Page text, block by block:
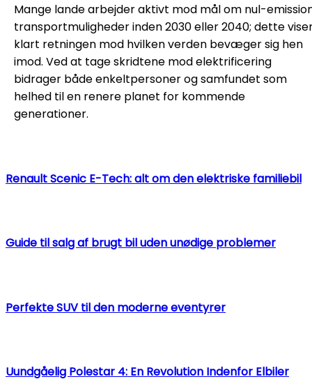
Mange lande arbejder aktivt mod mål om nul-
transportmuligheder inden 2030 eller 2040; dette
klart retningen mod hvilken verden bevæger sig hen
imod. Ved at tage skridtene mod elektrificering
bidrager både enkeltpersoner og samfundet som
helhed til en renere planet for kommende
generationer.
Renault Scenic E-Tech: alt om den elektriske familiebil
Guide til salg af brugt bil uden unødige problemer
Perfekte SUV til den moderne eventyrer
Uundgåelig Polestar 4: En Revolution Indenfor Elbiler